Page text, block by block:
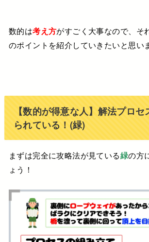
数的は考え方がすごく大事なので、 そ
のポイントを紹介していきたいと思い
【数的が得意な人】解法プロ
られている！(緑)
まずは完全に攻略法が見ている緑の方
ょう！